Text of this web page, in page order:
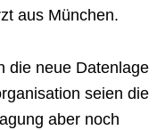
aus München.
die neue Datenlage
seien die
aber noch